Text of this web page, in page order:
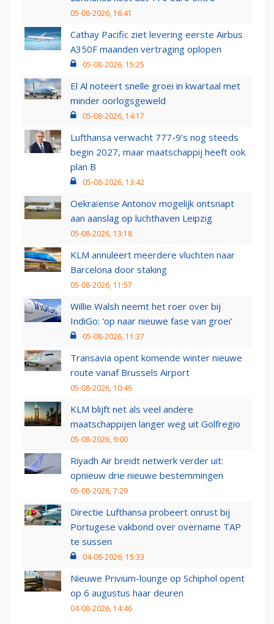
05-08-2026, 16:41
Cathay Pacific ziet levering eerste Airbus
A350F maanden vertraging oplopen
05-08-2026, 15:25
El Al noteert snelle groei in kwartaal met
minder oorlogsgeweld
05-08-2026, 14:17
Lufthansa verwacht 777-9’s nog steeds
begin 2027, maar maatschappij heeft ook
plan B
05-08-2026, 13:42
Oekraïense Antonov mogelijk ontsnapt
aan aanslag op luchthaven Leipzig
05-08-2026, 13:18
KLM annuleert meerdere vluchten naar
Barcelona door staking
05-08-2026, 11:57
Willie Walsh neemt het roer over bij
IndiGo: 'op naar nieuwe fase van groei'
05-08-2026, 11:37
Transavia opent komende winter nieuwe
route vanaf Brussels Airport
05-08-2026, 10:46
KLM blijft net als veel andere
maatschappijen langer weg uit Golfregio
05-08-2026, 9:00
Riyadh Air breidt netwerk verder uit:
opnieuw drie nieuwe bestemmingen
05-08-2026, 7:29
Directie Lufthansa probeert onrust bij
Portugese vakbond over overname TAP
te sussen
04-08-2026, 15:33
Nieuwe Privium-lounge op Schiphol opent
op 6 augustus haar deuren
04-08-2026, 14:46